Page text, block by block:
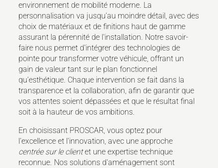
environnement de mobilité moderne. La
personnalisation va jusqu'au moindre détail, avec des
choix de matériaux et de finitions haut de gamme
assurant la pérennité de l'installation. Notre savoir-
faire nous permet d'intégrer des technologies de
pointe pour transformer votre véhicule, offrant un
gain de valeur tant sur le plan fonctionnel
qu'esthétique. Chaque intervention se fait dans la
transparence et la collaboration, afin de garantir que
vos attentes soient dépassées et que le résultat final
soit à la hauteur de vos ambitions.
En choisissant PROSCAR, vous optez pour
l'excellence et l'innovation, avec une approche
centrée sur le clientet une expertise technique
reconnue. Nos solutions d'aménagement sont